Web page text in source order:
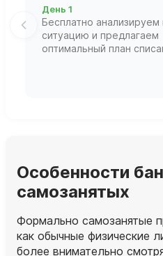
День 1
Бесплатно анализируем
ситуацию и предлагаем
оптимальный план
Особенности
самозанятых
Формально самозанятые
как обычные физические
более внимательно